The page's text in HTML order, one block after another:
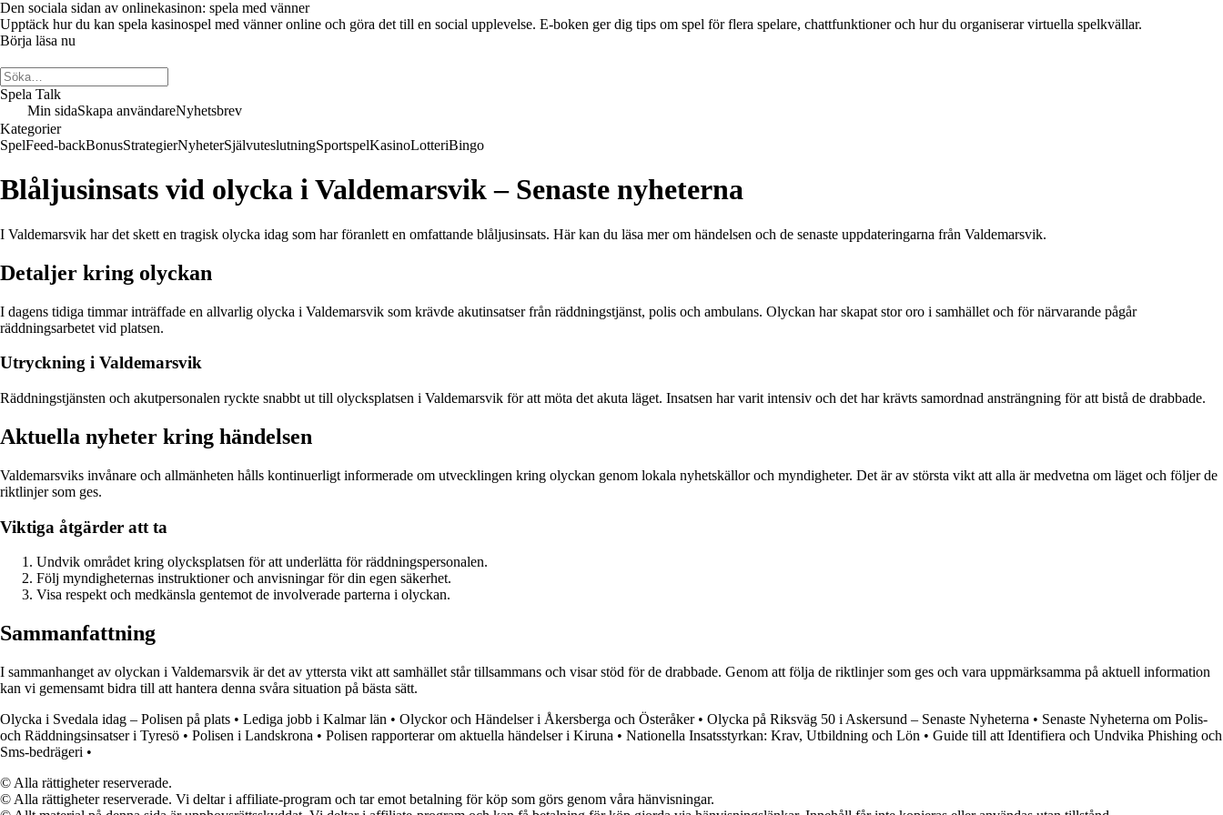
Den sociala sidan av onlinekasinon: spela med vänner
Upptäck hur du kan spela kasinospel med vänner online och göra det till en social upplevelse. E-boken ger dig tips om spel för flera spelare, chattfunktioner och hur du organiserar virtuella spelkvällar.
Börja läsa nu
Spela Talk
Min sidaSkapa användareNyhetsbrev
Kategorier
SpelFeed-backBonusStrategierNyheterSjälvuteslutningSportspelKasinoLotteriBingo
Blåljusinsats vid olycka i Valdemarsvik – Senaste nyheterna
I Valdemarsvik har det skett en tragisk olycka idag som har föranlett en omfattande blåljusinsats. Här kan du läsa mer om händelsen och de senaste uppdateringarna från Valdemarsvik.
Detaljer kring olyckan
I dagens tidiga timmar inträffade en allvarlig olycka i Valdemarsvik som krävde akutinsatser från räddningstjänst, polis och ambulans. Olyckan har skapat stor oro i samhället och för närvarande pågår
räddningsarbetet vid platsen.
Utryckning i Valdemarsvik
Räddningstjänsten och akutpersonalen ryckte snabbt ut till olycksplatsen i Valdemarsvik för att möta det akuta läget. Insatsen har varit intensiv och det har krävts samordnad ansträngning för att bistå de drabbade.
Aktuella nyheter kring händelsen
Valdemarsviks invånare och allmänheten hålls kontinuerligt informerade om utvecklingen kring olyckan genom lokala nyhetskällor och myndigheter. Det är av största vikt att alla är medvetna om läget och följer de
riktlinjer som ges.
Viktiga åtgärder att ta
Undvik området kring olycksplatsen för att underlätta för räddningspersonalen.
Följ myndigheternas instruktioner och anvisningar för din egen säkerhet.
Visa respekt och medkänsla gentemot de involverade parterna i olyckan.
Sammanfattning
I sammanhanget av olyckan i Valdemarsvik är det av yttersta vikt att samhället står tillsammans och visar stöd för de drabbade. Genom att följa de riktlinjer som ges och vara uppmärksamma på aktuell information
kan vi gemensamt bidra till att hantera denna svåra situation på bästa sätt.
Olycka i Svedala idag – Polisen på plats • Lediga jobb i Kalmar län • Olyckor och Händelser i Åkersberga och Österåker• Olycka på Riksväg 50 i Askersund – Senaste Nyheterna • Senaste Nyheterna om Polis-
och Räddningsinsatser i Tyresö • Polisen i Landskrona • Polisen rapporterar om aktuella händelser i Kiruna • Nationella Insatsstyrkan: Krav, Utbildning och Lön • Guide till att Identifiera och Undvika Phishing och
Sms-bedrägeri •
© Alla rättigheter reserverade.
© Alla rättigheter reserverade. Vi deltar i affiliate-program och tar emot betalning för köp som görs genom våra hänvisningar.